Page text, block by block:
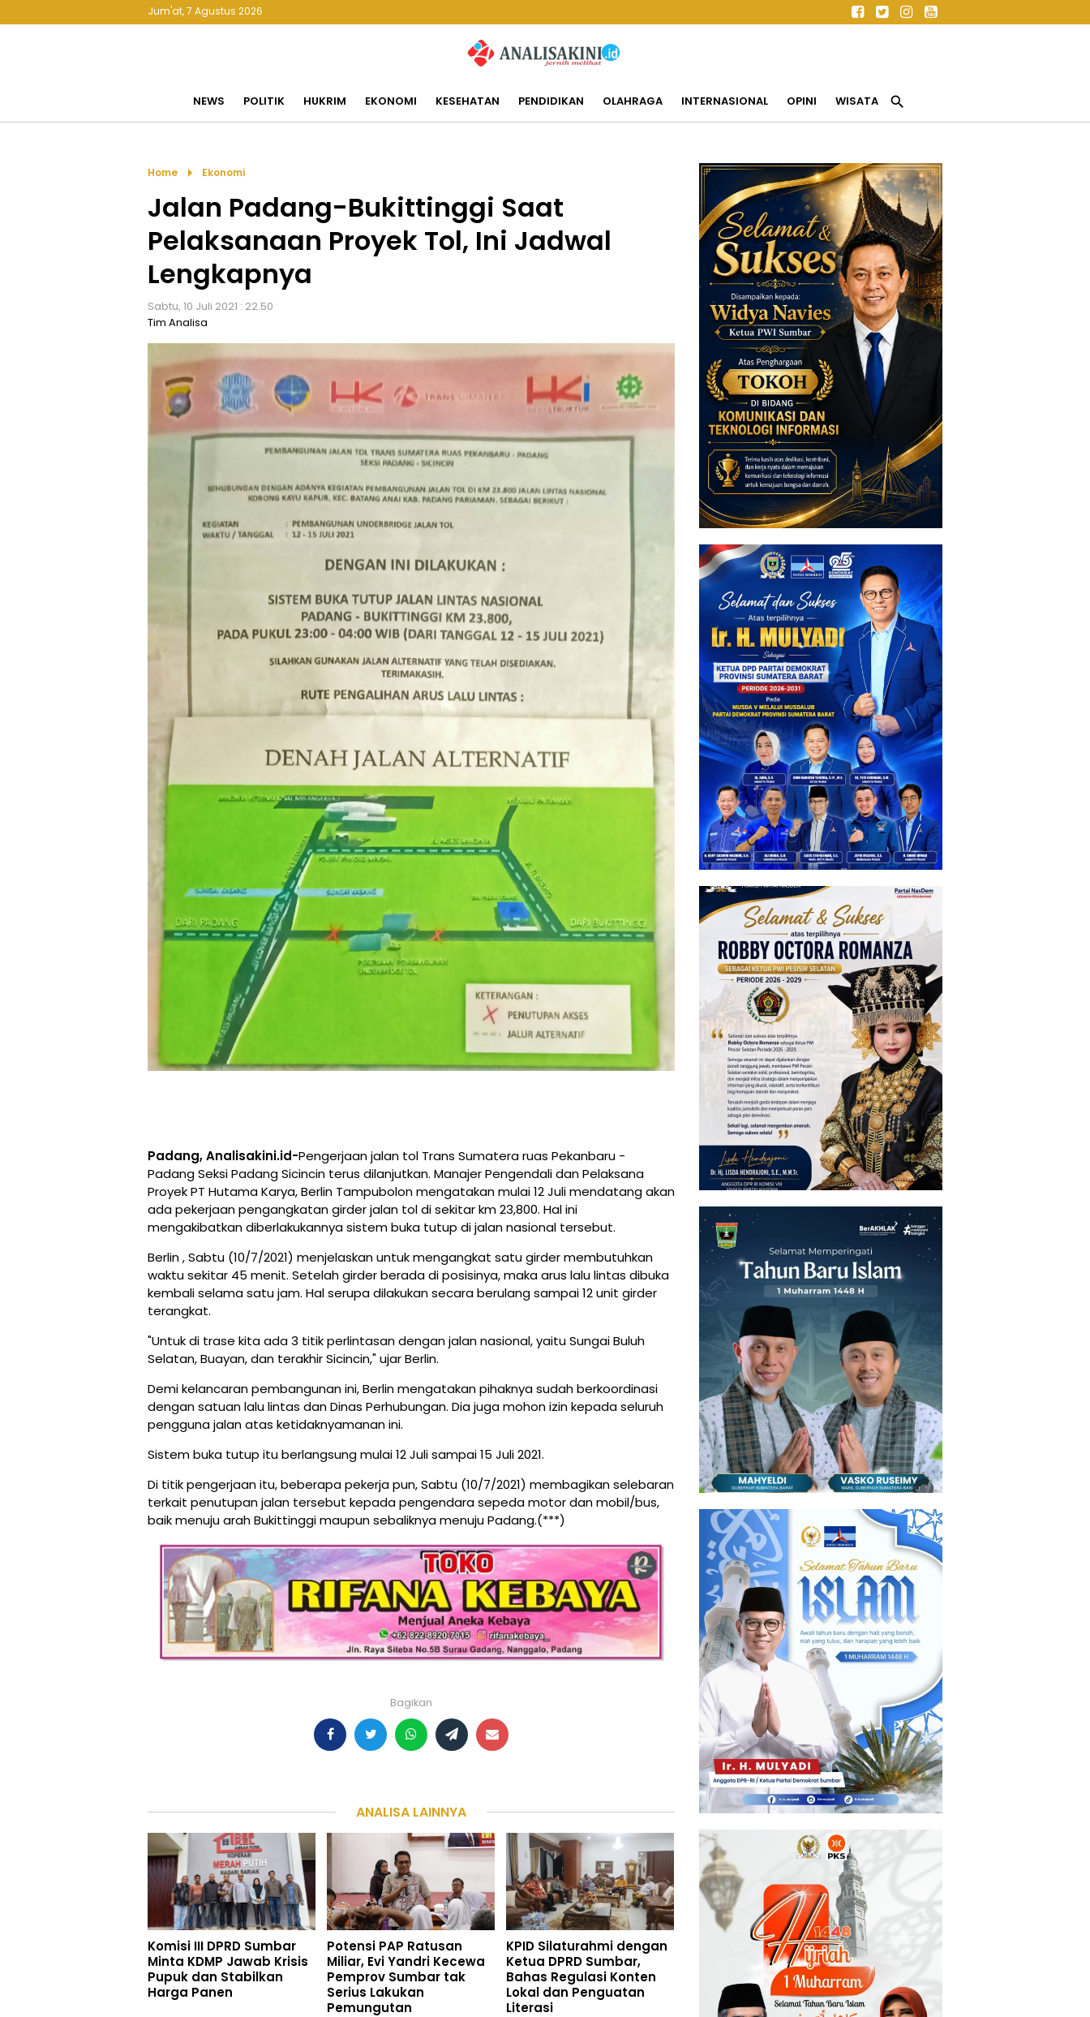
Jum'at, 7 Agustus 2026
NEWS POLITIK HUKRIM EKONOMI KESEHATAN PENDIDIKAN OLAHRAGA INTERNASIONAL OPINI WISATA search
Home arrow_right Ekonomi
Jalan Padang-Bukittinggi Saat
Pelaksanaan Proyek Tol, Ini Jadwal
Lengkapnya
Sabtu, 10 Juli 2021 : 22.50
Tim Analisa
Padang, Analisakini.id-Pengerjaan jalan tol Trans Sumatera ruas Pekanbaru -
Padang Seksi Padang Sicincin terus dilanjutkan. Manajer Pengendali dan Pelaksana
Proyek PT Hutama Karya, Berlin Tampubolon mengatakan mulai 12 Juli mendatang akan
ada pekerjaan pengangkatan girder jalan tol di sekitar km 23,800. Hal ini
mengakibatkan diberlakukannya sistem buka tutup di jalan nasional tersebut.
Berlin , Sabtu (10/7/2021) menjelaskan untuk mengangkat satu girder membutuhkan
waktu sekitar 45 menit. Setelah girder berada di posisinya, maka arus lalu lintas dibuka
kembali selama satu jam. Hal serupa dilakukan secara berulang sampai 12 unit girder
terangkat.
"Untuk di trase kita ada 3 titik perlintasan dengan jalan nasional, yaitu Sungai Buluh
Selatan, Buayan, dan terakhir Sicincin," ujar Berlin.
Demi kelancaran pembangunan ini, Berlin mengatakan pihaknya sudah berkoordinasi
dengan satuan lalu lintas dan Dinas Perhubungan. Dia juga mohon izin kepada seluruh
pengguna jalan atas ketidaknyamanan ini.
Sistem buka tutup itu berlangsung mulai 12 Juli sampai 15 Juli 2021.
Di titik pengerjaan itu, beberapa pekerja pun, Sabtu (10/7/2021) membagikan selebaran
terkait penutupan jalan tersebut kepada pengendara sepeda motor dan mobil/bus,
baik menuju arah Bukittinggi maupun sebaliknya menuju Padang.(***)
Bagikan
ANALISA LAINNYA
Komisi III DPRD Sumbar
Minta KDMP Jawab Krisis
Pupuk dan Stabilkan
Harga Panen
Potensi PAP Ratusan
Miliar, Evi Yandri Kecewa
Pemprov Sumbar tak
Serius Lakukan
Pemungutan
KPID Silaturahmi dengan
Ketua DPRD Sumbar,
Bahas Regulasi Konten
Lokal dan Penguatan
Literasi